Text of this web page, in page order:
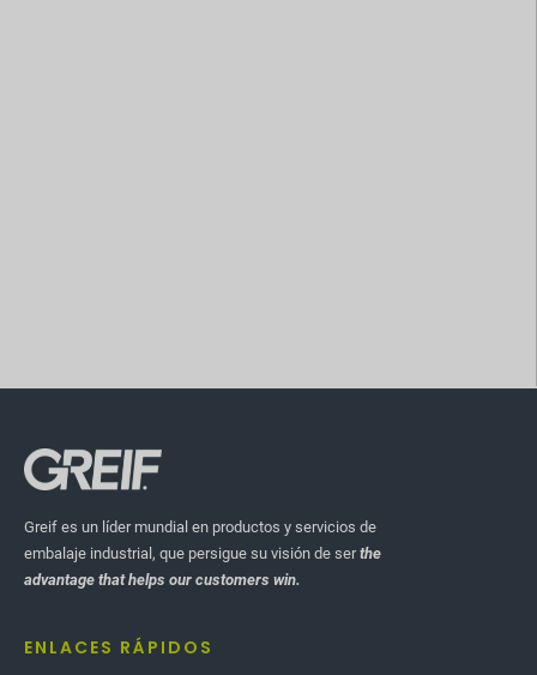
Greif es un líder mundial en productos y servicios de
embalaje industrial, que persigue su visión de serthe
advantage that helps our customers win.
ENLACES RÁPIDOS